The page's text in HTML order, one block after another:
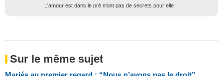
L'amour est dans le pré n'ont pas de secrets pour elle !
Sur le même sujet